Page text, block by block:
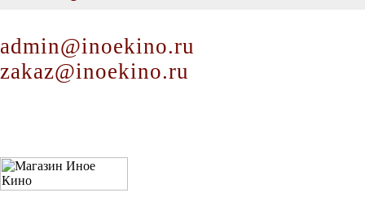
admin@inoekino.ru
zakaz@inoekino.ru